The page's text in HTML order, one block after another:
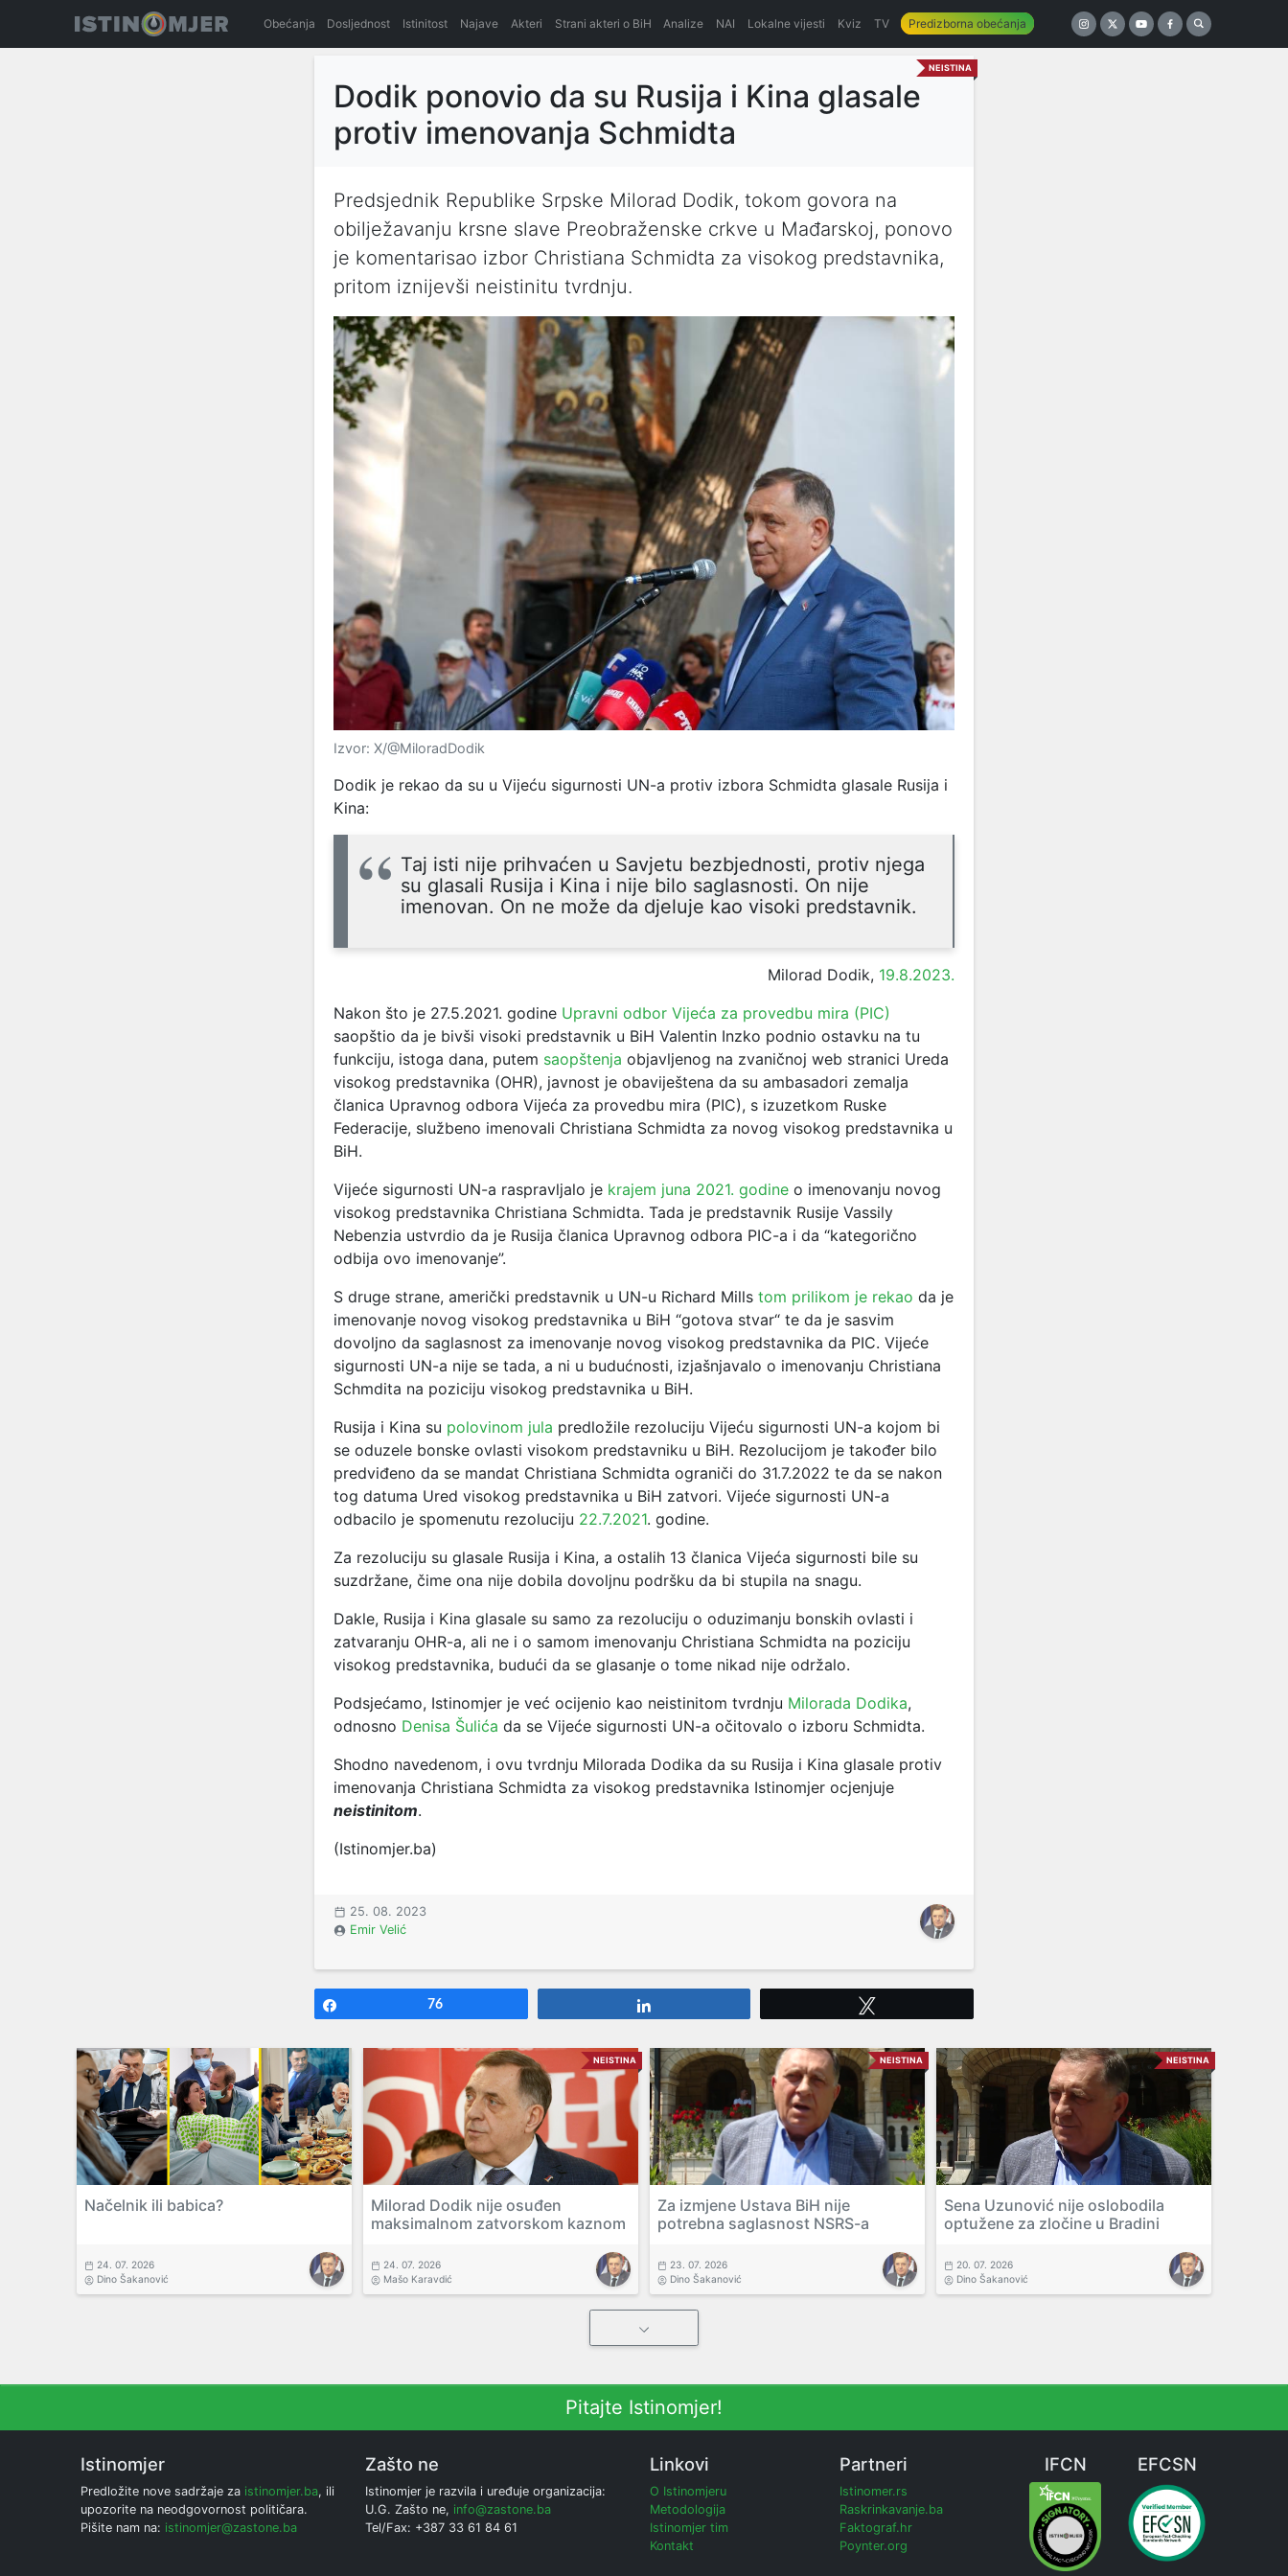
Obećanja Dosljednost Istinitost Najave Akteri Strani akteri o BiH Analize NAI Lokalne vijesti Kviz TV Predizborna obećanja
NEISTINA
Dodik ponovio da su Rusija i Kina glasale
protiv imenovanja Schmidta
Predsjednik Republike Srpske Milorad Dodik, tokom govora na
obilježavanju krsne slave Preobraženske crkve u Mađarskoj, ponovo
je komentarisao izbor Christiana Schmidta za visokog predstavnika,
pritom iznijevši neistinitu tvrdnju.
Izvor: X/@MiloradDodik
Dodik je rekao da su u Vijeću sigurnosti UN-a protiv izbora Schmidta glasale Rusija i
Kina:
Taj isti nije prihvaćen u Savjetu bezbjednosti, protiv njega
su glasali Rusija i Kina i nije bilo saglasnosti. On nije
imenovan. On ne može da djeluje kao visoki predstavnik.
Milorad Dodik, 19.8.2023.
Nakon što je 27.5.2021. godine Upravni odbor Vijeća za provedbu mira (PIC)
saopštio da je bivši visoki predstavnik u BiH Valentin Inzko podnio ostavku na tu
funkciju, istoga dana, putem saopštenja objavljenog na zvaničnoj web stranici Ureda
visokog predstavnika (OHR), javnost je obaviještena da su ambasadori zemalja
članica Upravnog odbora Vijeća za provedbu mira (PIC), s izuzetkom Ruske
Federacije, službeno imenovali Christiana Schmidta za novog visokog predstavnika u
BiH.
Vijeće sigurnosti UN-a raspravljalo je krajem juna 2021. godine o imenovanju novog
visokog predstavnika Christiana Schmidta. Tada je predstavnik Rusije Vassily
Nebenzia ustvrdio da je Rusija članica Upravnog odbora PIC-a i da “kategorično
odbija ovo imenovanje”.
S druge strane, američki predstavnik u UN-u Richard Mills tom prilikom je rekao da je
imenovanje novog visokog predstavnika u BiH “gotova stvar“ te da je sasvim
dovoljno da saglasnost za imenovanje novog visokog predstavnika da PIC. Vijeće
sigurnosti UN-a nije se tada, a ni u budućnosti, izjašnjavalo o imenovanju Christiana
Schmdita na poziciju visokog predstavnika u BiH.
Rusija i Kina su polovinom jula predložile rezoluciju Vijeću sigurnosti UN-a kojom bi
se oduzele bonske ovlasti visokom predstavniku u BiH. Rezolucijom je također bilo
predviđeno da se mandat Christiana Schmidta ograniči do 31.7.2022 te da se nakon
tog datuma Ured visokog predstavnika u BiH zatvori. Vijeće sigurnosti UN-a
odbacilo je spomenutu rezoluciju 22.7.2021. godine.
Za rezoluciju su glasale Rusija i Kina, a ostalih 13 članica Vijeća sigurnosti bile su
suzdržane, čime ona nije dobila dovoljnu podršku da bi stupila na snagu.
Dakle, Rusija i Kina glasale su samo za rezoluciju o oduzimanju bonskih ovlasti i
zatvaranju OHR-a, ali ne i o samom imenovanju Christiana Schmidta na poziciju
visokog predstavnika, budući da se glasanje o tome nikad nije održalo.
Podsjećamo, Istinomjer je već ocijenio kao neistinitom tvrdnju Milorada Dodika,
odnosno Denisa Šulića da se Vijeće sigurnosti UN-a očitovalo o izboru Schmidta.
Shodno navedenom, i ovu tvrdnju Milorada Dodika da su Rusija i Kina glasale protiv
imenovanja Christiana Schmidta za visokog predstavnika Istinomjer ocjenjuje
neistinitom.
(Istinomjer.ba)
25. 08. 2023
Emir Velić
76
Načelnik ili babica?
24. 07. 2026
Dino Šakanović
NEISTINA
Milorad Dodik nije osuđen
maksimalnom zatvorskom kaznom
24. 07. 2026
Mašo Karavdić
NEISTINA
Za izmjene Ustava BiH nije
potrebna saglasnost NSRS-a
23. 07. 2026
Dino Šakanović
NEISTINA
Sena Uzunović nije oslobodila
optužene za zločine u Bradini
20. 07. 2026
Dino Šakanović
Pitajte Istinomjer!
Istinomjer
Predložite nove sadržaje za istinomjer.ba, ili
upozorite na neodgovornost političara.
Pišite nam na: istinomjer@zastone.ba
Zašto ne
Istinomjer je razvila i uređuje organizacija:
U.G. Zašto ne, info@zastone.ba
Tel/Fax: +387 33 61 84 61
Linkovi
O Istinomjeru
Metodologija
Istinomjer tim
Kontakt
Partneri
Istinomer.rs
Raskrinkavanje.ba
Faktograf.hr
Poynter.org
IFCN EFCSN